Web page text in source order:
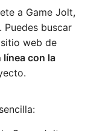
a Game Jolt,
buscar
web de
línea con la